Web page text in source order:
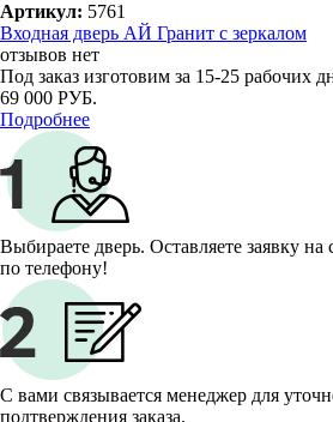
Артикул: 5761
Входная дверь АЙ Гранит с зеркалом
отзывов нет
Под заказ изготовим за 15-25 рабочих
69 000 РУБ.
Подробнее
Выбираете дверь. Оставляете заявку на
по телефону!
С вами связывается менеджер для
подтверждения заказа.